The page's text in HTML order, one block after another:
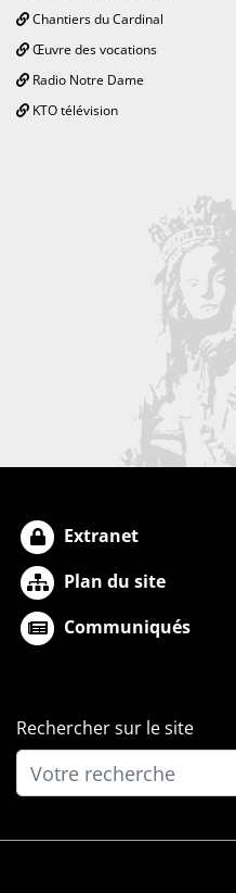
Chantiers du Cardinal
Œuvre des vocations
Radio Notre Dame
KTO télévision
Extranet
Plan du site
Communiqués
Rechercher sur le site